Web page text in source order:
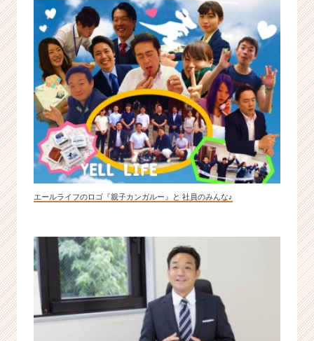
づ
く
り
を
通
し
て、
組
織
と
ヒ
ト
を
元
|
ベ
ン
チ
ャ
ー・
エールライフのロゴ『親子カンガルー』と 社員のみんな♪